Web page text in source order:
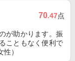
70.47点
が助かります。振
こともなく便利で
）